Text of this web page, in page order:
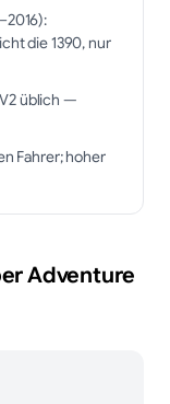
die 1390, nur
üblich —
Fahrer; hoher
Adventure